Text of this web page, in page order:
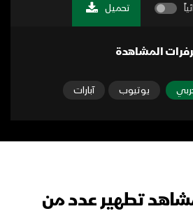
تحميل
المشاهدة
يوتيوب آبارات
تطهير عدد من